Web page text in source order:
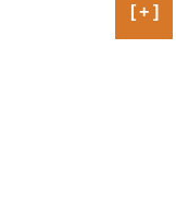
[ + ]